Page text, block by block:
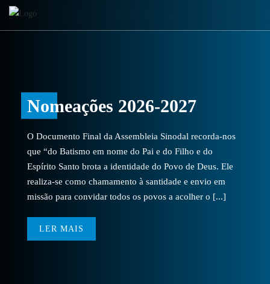
Nomeações 2026-2027
O Documento Final da Assembleia Sinodal recorda-nos
que “do Batismo em nome do Pai e do Filho e do
Espírito Santo brota a identidade do Povo de Deus. Ele
realiza-se como chamamento à santidade e envio em
missão para convidar todos os povos a acolher o [...]
LER MAIS